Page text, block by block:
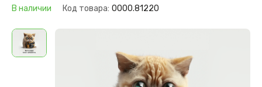
В наличии Код товара: 0000.81220